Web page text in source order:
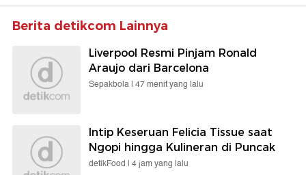
Berita detikcom Lainnya
Liverpool Resmi Pinjam Ronald
Araujo dari Barcelona
Sepakbola | 47 menit yang lalu
Intip Keseruan Felicia Tissue saat
Ngopi hingga Kulineran di Puncak
detikFood | 4 jam yang lalu